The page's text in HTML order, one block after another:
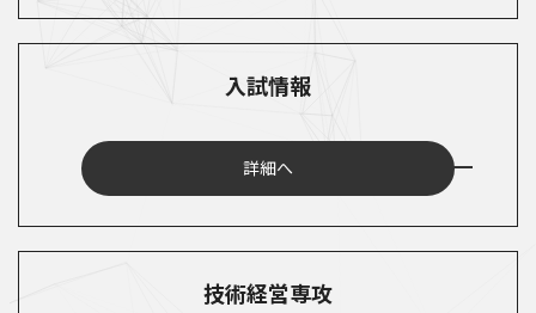
入試情報
詳細へ
技術経営専攻